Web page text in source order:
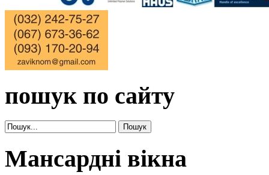
пошук по сайту
Мансардні вікна